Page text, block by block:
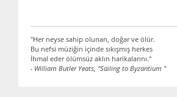
"Her neyse sahip olunan, doğar ve ölür.
Bu nefsi müziğin içinde sıkışmış herkes
İhmal eder ölümsüz aklın harikalarını."
- William Butler Yeats, "Sailing to Byzantium "